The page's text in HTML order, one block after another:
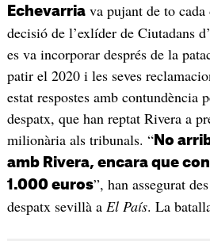
Echevarriava pujant de to cada
decisió de l’exlíder de Ciutadans
es va incorporar després de la
patir el 2020 i les seves
estat respostes amb contundència
despatx, que han reptat Rivera a
milionària als tribunals. “No
amb Rivera, encara que
1.000 euros”, han assegurat
despatx sevillà a El País. La